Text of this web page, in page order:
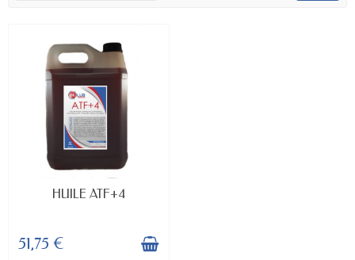
EN STOCK
HUILE ATF+4
51,75 €